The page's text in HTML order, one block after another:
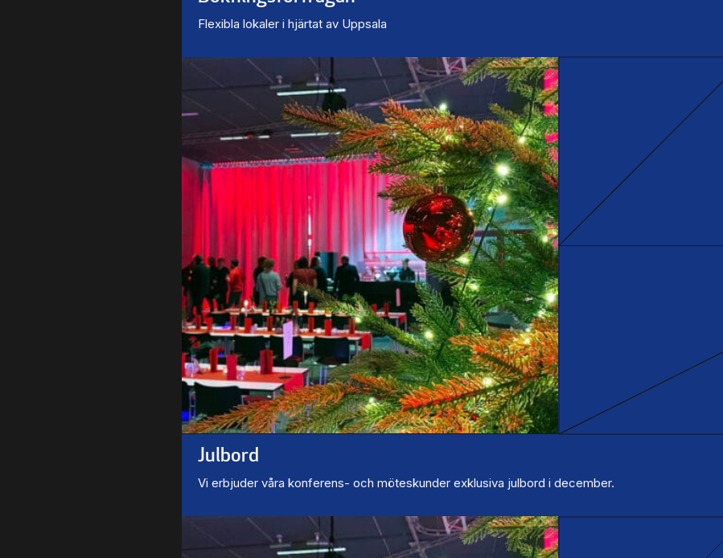
Flexibla lokaler i hjärtat av Uppsala
Julbord
Vi erbjuder våra konferens- och möteskunder exklusiva julbord i december.